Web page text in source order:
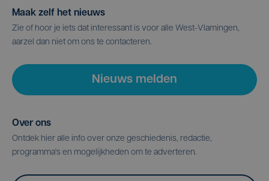
Maak zelf het nieuws
Zie of hoor je iets dat interessant is voor alle West-Vlamingen,
aarzel dan niet om ons te contacteren.
Nieuws melden
Over ons
Ontdek hier alle info over onze geschiedenis, redactie,
programma's en mogelijkheden om te adverteren.